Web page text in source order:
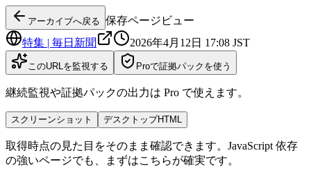
アーカイブへ戻る 保存ページビュー
特集 | 毎日新聞
2026年4月12日 17:08 JST
このURLを監視する Proで証拠パックを使う
継続監視や証拠パックの出力は Pro で使えます。
スクリーンショット デスクトップHTML
取得時点の見た目をそのまま確認できます。JavaScript 依存
の強いページでも、まずはこちらが確実です。